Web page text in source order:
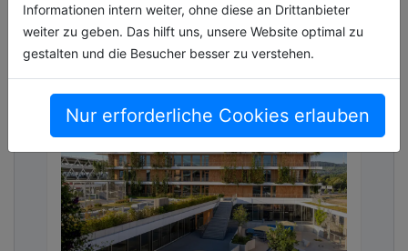
Informationen intern weiter, ohne diese an Drittanbieter
weiter zu geben. Das hilft uns, unsere Website optimal zu
gestalten und die Besucher besser zu verstehen.
Nur erforderliche Cookies erlauben
hochtiefbau